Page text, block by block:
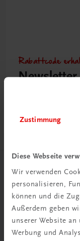
Zustimmung
Diese Webseite
Wir verwenden
personalisieren,
können und die
Außerdem geben
unserer Website
Werbung und
Rabattcode
Newsletter
Herzlich